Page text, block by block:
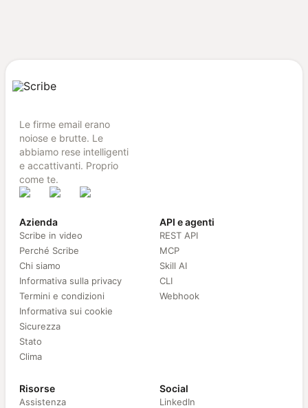
Le firme email erano
noiose e brutte. Le
abbiamo rese intelligenti
e accattivanti. Proprio
come te.
Azienda
Scribe in video
Perché Scribe
Chi siamo
Informativa sulla privacy
Termini e condizioni
Informativa sui cookie
Sicurezza
Stato
Clima
API e agenti
REST API
MCP
Skill AI
CLI
Webhook
Risorse
Assistenza
Social
LinkedIn